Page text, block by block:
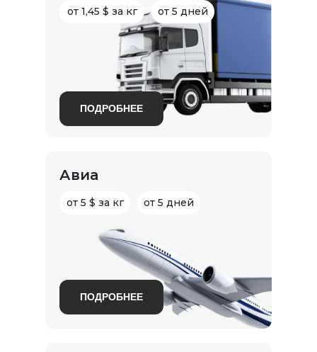
от 1,45 $ за кг от 5 дней
ПОДРОБНЕЕ
Авиа
от 5 $ за кг от 5 дней
ПОДРОБНЕЕ